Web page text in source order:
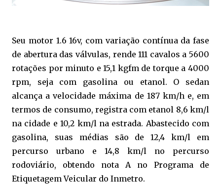
Seu motor 1.6 16v, com variação contínua da fase
de abertura das válvulas, rende 111 cavalos a 5600
rotações por minuto e 15,1 kgfm de torque a 4000
rpm, seja com gasolina ou etanol. O sedan
alcança a velocidade máxima de 187 km/h e, em
termos de consumo, registra com etanol 8,6 km/l
na cidade e 10,2 km/l na estrada. Abastecido com
gasolina, suas médias são de 12,4 km/l em
percurso urbano e 14,8 km/l no percurso
rodoviário, obtendo nota A no Programa de
Etiquetagem Veicular do Inmetro.